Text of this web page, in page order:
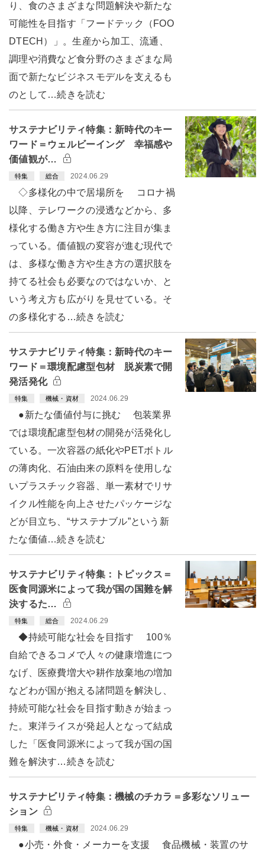
り、食のさまざまな問題解決や新たな
可能性を目指す「フードテック（FOO
DTECH）」。生産から加工、流通、
調理や消費など食分野のさまざまな局
面で新たなビジネスモデルを支えるも
のとして…続きを読む
サステナビリティ特集：新時代のキー
ワード＝ウェルビーイング 幸福感や
価値観が…
特集 総合 2024.06.29
◇多様化の中で居場所を コロナ禍
以降、テレワークの浸透などから、多
様化する働き方や生き方に注目が集ま
っている。価値観の変容が進む現代で
は、多様な働き方や生き方の選択肢を
持てる社会も必要なのではないか、と
いう考え方も広がりを見せている。そ
の多様化する…続きを読む
サステナビリティ特集：新時代のキー
ワード＝環境配慮型包材 脱炭素で開
発活発化
特集 機械・資材 2024.06.29
●新たな価値付与に挑む 包装業界
では環境配慮型包材の開発が活発化し
ている。一次容器の紙化やPETボトル
の薄肉化、石油由来の原料を使用しな
いプラスチック容器、単一素材でリサ
イクル性能を向上させたパッケージな
どが目立ち、“サステナブル”という新
たな価値…続きを読む
サステナビリティ特集：トピックス＝
医食同源米によって我が国の国難を解
決するた…
特集 総合 2024.06.29
◆持続可能な社会を目指す 100％
自給できるコメで人々の健康増進につ
なげ、医療費増大や耕作放棄地の増加
などわが国が抱える諸問題を解決し、
持続可能な社会を目指す動きが始まっ
た。東洋ライスが発起人となって結成
した「医食同源米によって我が国の国
難を解決す…続きを読む
サステナビリティ特集：機械のチカラ＝多彩なソリュー
ション
特集 機械・資材 2024.06.29
●小売・外食・メーカーを支援 食品機械・装置のサ